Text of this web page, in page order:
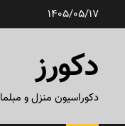
1405/05/17
دکورز
دکوراسیون منزل و